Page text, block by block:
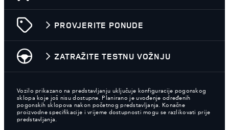
PROVJERITE PONUDE
ZATRAŽITE TESTNU VOŽNJU
Vozilo prikazano na predstavljanju uključuje konfiguracije pogonskog
sklopa koje još nisu dostupne. Planirano je uvođenje određenih
pogonskih sklopova nakon početnog predstavljanja. Konačne
proizvodne specifikacije i vrijeme dostupnosti mogu se razlikovati prije
predstavljanja.